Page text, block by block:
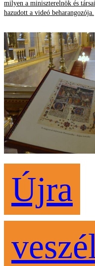
milyen a miniszterelnök és
hazudott a videó beharangozója.
Újra